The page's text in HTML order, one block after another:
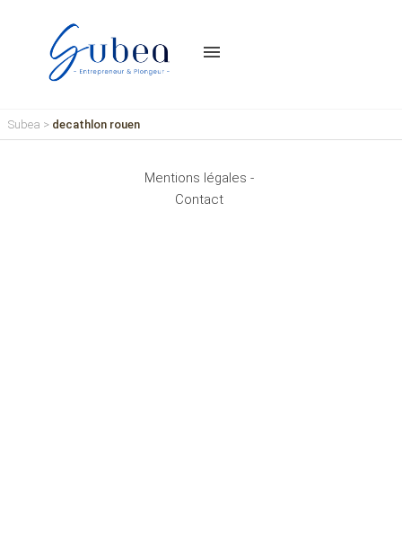
menu
Subea > decathlon rouen
Mentions légales -
Contact